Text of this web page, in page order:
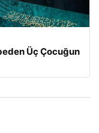
Üç Çocuğun